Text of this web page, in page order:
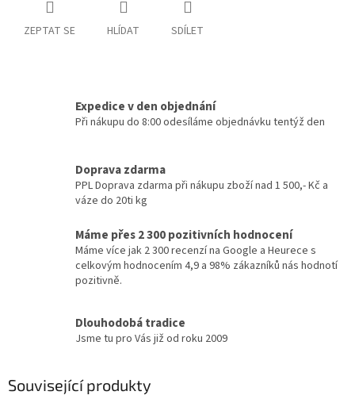
ZEPTAT SE HLÍDAT SDÍLET
Expedice v den objednání
Při nákupu do 8:00 odesíláme objednávku tentýž den
Doprava zdarma
PPL Doprava zdarma při nákupu zboží nad 1 500,- Kč a
váze do 20ti kg
Máme přes 2 300 pozitivních hodnocení
Máme více jak 2 300 recenzí na Google a Heurece s
celkovým hodnocením 4,9 a 98% zákazníků nás hodnotí
pozitivně.
Dlouhodobá tradice
Jsme tu pro Vás již od roku 2009
Související produkty